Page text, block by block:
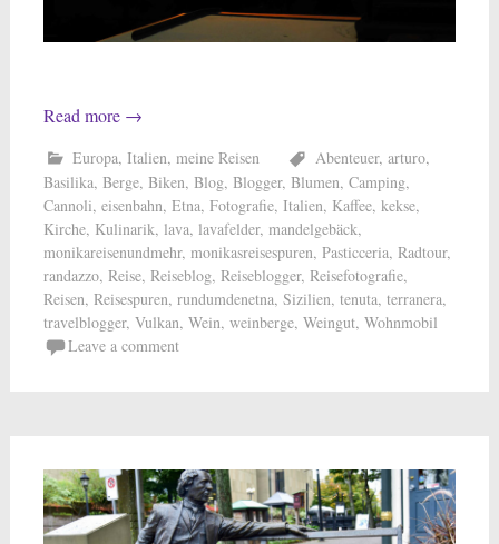
Read more →
Europa, Italien, meine Reisen Abenteuer, arturo,
Basilika, Berge, Biken, Blog, Blogger, Blumen, Camping,
Cannoli, eisenbahn, Etna, Fotografie, Italien, Kaffee, kekse,
Kirche, Kulinarik, lava, lavafelder, mandelgebäck,
monikareisenundmehr, monikasreisespuren, Pasticceria, Radtour,
randazzo, Reise, Reiseblog, Reiseblogger, Reisefotografie,
Reisen, Reisespuren, rundumdenetna, Sizilien, tenuta, terranera,
travelblogger, Vulkan, Wein, weinberge, Weingut, Wohnmobil
Leave a comment